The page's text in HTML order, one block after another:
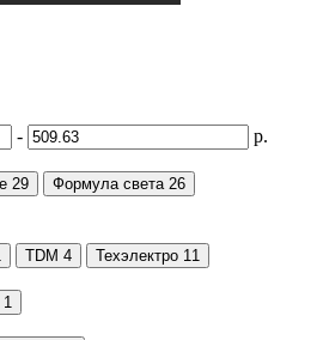
-
р.
29 Формула света 26
TDM 4 Техэлектро 11
1